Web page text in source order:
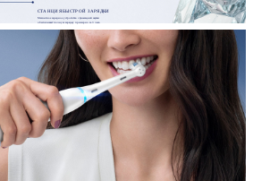
СТАНЦИЯ БЫСТРОЙ ЗАРЯДКИ
Магнитное зарядное устройство с фиксацией щетки
обеспечивает полную зарядку примерно за 3 часа.